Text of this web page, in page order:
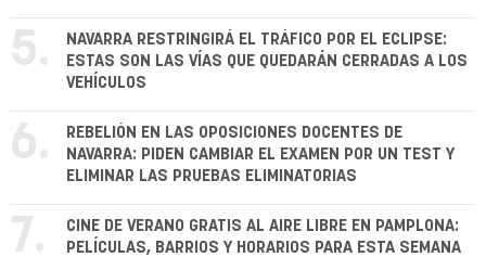
5.
NAVARRA RESTRINGIRÁ EL TRÁFICO POR EL ECLIPSE:
ESTAS SON LAS VÍAS QUE QUEDARÁN CERRADAS A LOS
VEHÍCULOS
6.
REBELIÓN EN LAS OPOSICIONES DOCENTES DE
NAVARRA: PIDEN CAMBIAR EL EXAMEN POR UN TEST Y
ELIMINAR LAS PRUEBAS ELIMINATORIAS
7.
CINE DE VERANO GRATIS AL AIRE LIBRE EN PAMPLONA:
PELÍCULAS, BARRIOS Y HORARIOS PARA ESTA SEMANA